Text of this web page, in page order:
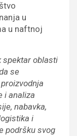
u
u naftnoj
spektar oblasti
se
i analiza
nabavka,
i
podršku svog